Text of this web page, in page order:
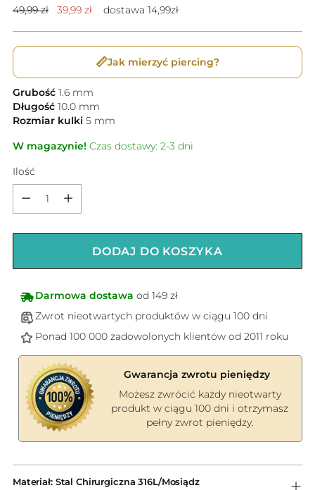
Cena
49,99 zł 39,99 zł dostawa 14,99zł
📏Jak mierzyć piercing?
Grubość 1.6 mm
Długość 10.0 mm
Rozmiar kulki 5 mm
W magazynie! Czas dostawy: 2-3 dni
Ilość
DODAJ DO KOSZYKA
Darmowa dostawa od 149 zł
Zwrot nieotwartych produktów w ciągu 100 dni
Ponad 100 000 zadowolonych klientów od 2011 roku
Gwarancja zwrotu pieniędzy
Możesz zwrócić każdy nieotwarty
produkt w ciągu 100 dni i otrzymasz
pełny zwrot pieniędzy.
Materiał: Stal Chirurgiczna 316L/Mosiądz